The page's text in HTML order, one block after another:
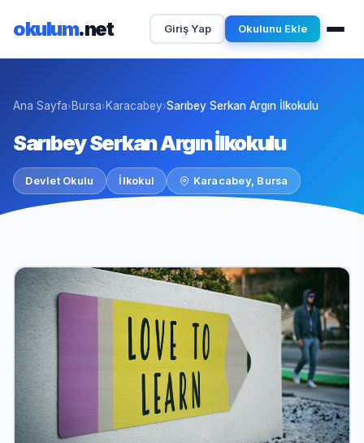
okulum.net Giriş Yap Okulunu Ekle
Ana Sayfa› Bursa› Karacabey›Sarıbey Serkan Argın İlkokulu
Sarıbey Serkan Argın İlkokulu
Devlet Okulu İlkokul Karacabey, Bursa